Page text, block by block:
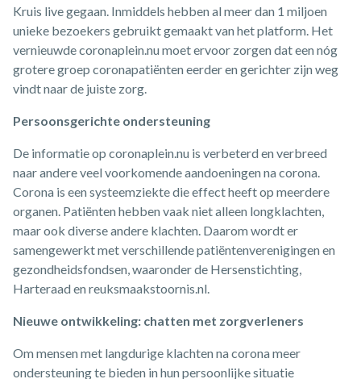
Kruis live gegaan. Inmiddels hebben al meer dan 1 miljoen
unieke bezoekers gebruikt gemaakt van het platform. Het
vernieuwde coronaplein.nu moet ervoor zorgen dat een nóg
grotere groep coronapatiënten eerder en gerichter zijn weg
vindt naar de juiste zorg.
Persoonsgerichte ondersteuning
De informatie op coronaplein.nu is verbeterd en verbreed
naar andere veel voorkomende aandoeningen na corona.
Corona is een systeemziekte die effect heeft op meerdere
organen. Patiënten hebben vaak niet alleen longklachten,
maar ook diverse andere klachten. Daarom wordt er
samengewerkt met verschillende patiëntenverenigingen en
gezondheidsfondsen, waaronder de Hersenstichting,
Harteraad en reuksmaakstoornis.nl.
Nieuwe ontwikkeling: chatten met zorgverleners
Om mensen met langdurige klachten na corona meer
ondersteuning te bieden in hun persoonlijke situatie